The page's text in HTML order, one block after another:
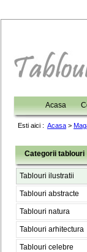
Acasa
Esti aici : Acasa >
Categorii tablouri
Tablouri ilustratii
Tablouri abstracte
Tablouri natura
Tablouri arhitectura
Tablouri celebre